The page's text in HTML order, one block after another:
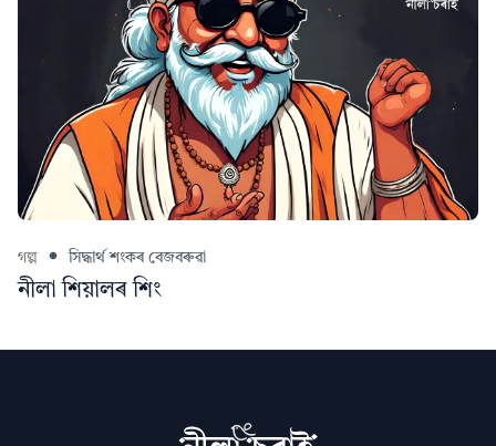
গল্প সিদ্ধাৰ্থ শংকৰ বেজবৰুৱা
নীলা শিয়ালৰ শিং